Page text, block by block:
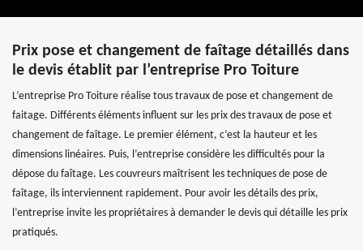
Prix pose et changement de faîtage détaillés dans
le devis établit par l’entreprise Pro Toiture
L’entreprise Pro Toiture réalise tous travaux de pose et changement de
faitage. Différents éléments influent sur les prix des travaux de pose et
changement de faîtage. Le premier élément, c’est la hauteur et les
dimensions linéaires. Puis, l’entreprise considère les difficultés pour la
dépose du faîtage. Les couvreurs maîtrisent les techniques de pose de
faîtage, ils interviennent rapidement. Pour avoir les détails des prix,
l’entreprise invite les propriétaires à demander le devis qui détaille les prix
pratiqués.